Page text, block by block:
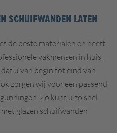
SCHUIFWANDEN LATEN
de beste materialen en heeft
vakmensen in huis.
u van begin tot eind van
zorgen wij voor een passend
Zo kunt u zo snel
glazen schuifwanden